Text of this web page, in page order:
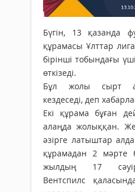
Бүгін, 13 қазанда
құрамасы Ұлттар
бірінші тобындағы
өткізеді.
Бұл жолы сырт
кездеседі, деп
Екі құрама бұған
алаңда жолыққан.
әзірге латыштар
құрамадан 2 мәрте
жылдың 17
Вентспилс